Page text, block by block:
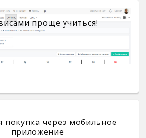
проще учиться!
покупка через мобильное
приложение